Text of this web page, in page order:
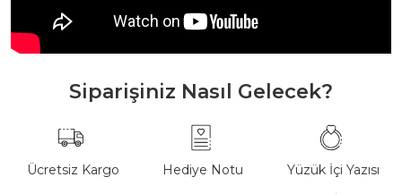
Siparişiniz Nasıl Gelecek?
Ücretsiz Kargo Hediye Notu Yüzük İçi Yazısı